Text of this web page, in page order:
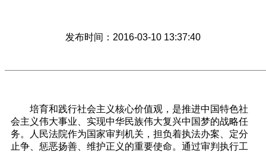
发布时间：2016-03-10 13:37:40
培育和践行社会主义核心价值观，是推进中国特色社
会主义伟大事业、实现中华民族伟大复兴中国梦的战略任
务。人民法院作为国家审判机关，担负着执法办案、定分
止争、惩恶扬善、维护正义的重要使命。通过审判执行工